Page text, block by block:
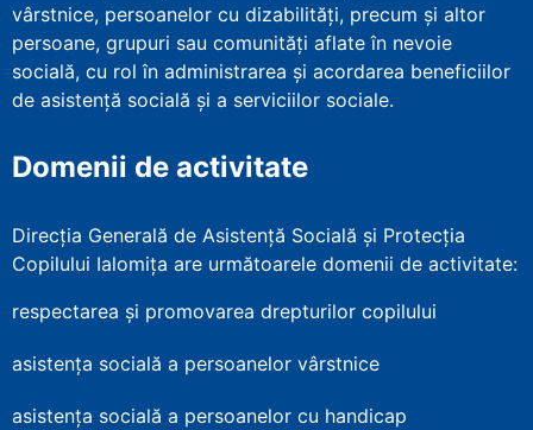
vârstnice, persoanelor cu dizabilităţi, precum şi altor
persoane, grupuri sau comunităţi aflate în nevoie
socială, cu rol în administrarea şi acordarea beneficiilor
de asistenţă socială şi a serviciilor sociale.
Domenii de activitate
Direcția Generală de Asistență Socială și Protecția
Copilului Ialomița are următoarele domenii de activitate:
respectarea și promovarea drepturilor copilului
asistența socială a persoanelor vârstnice
asistența socială a persoanelor cu handicap